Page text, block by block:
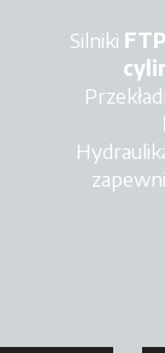
Silniki